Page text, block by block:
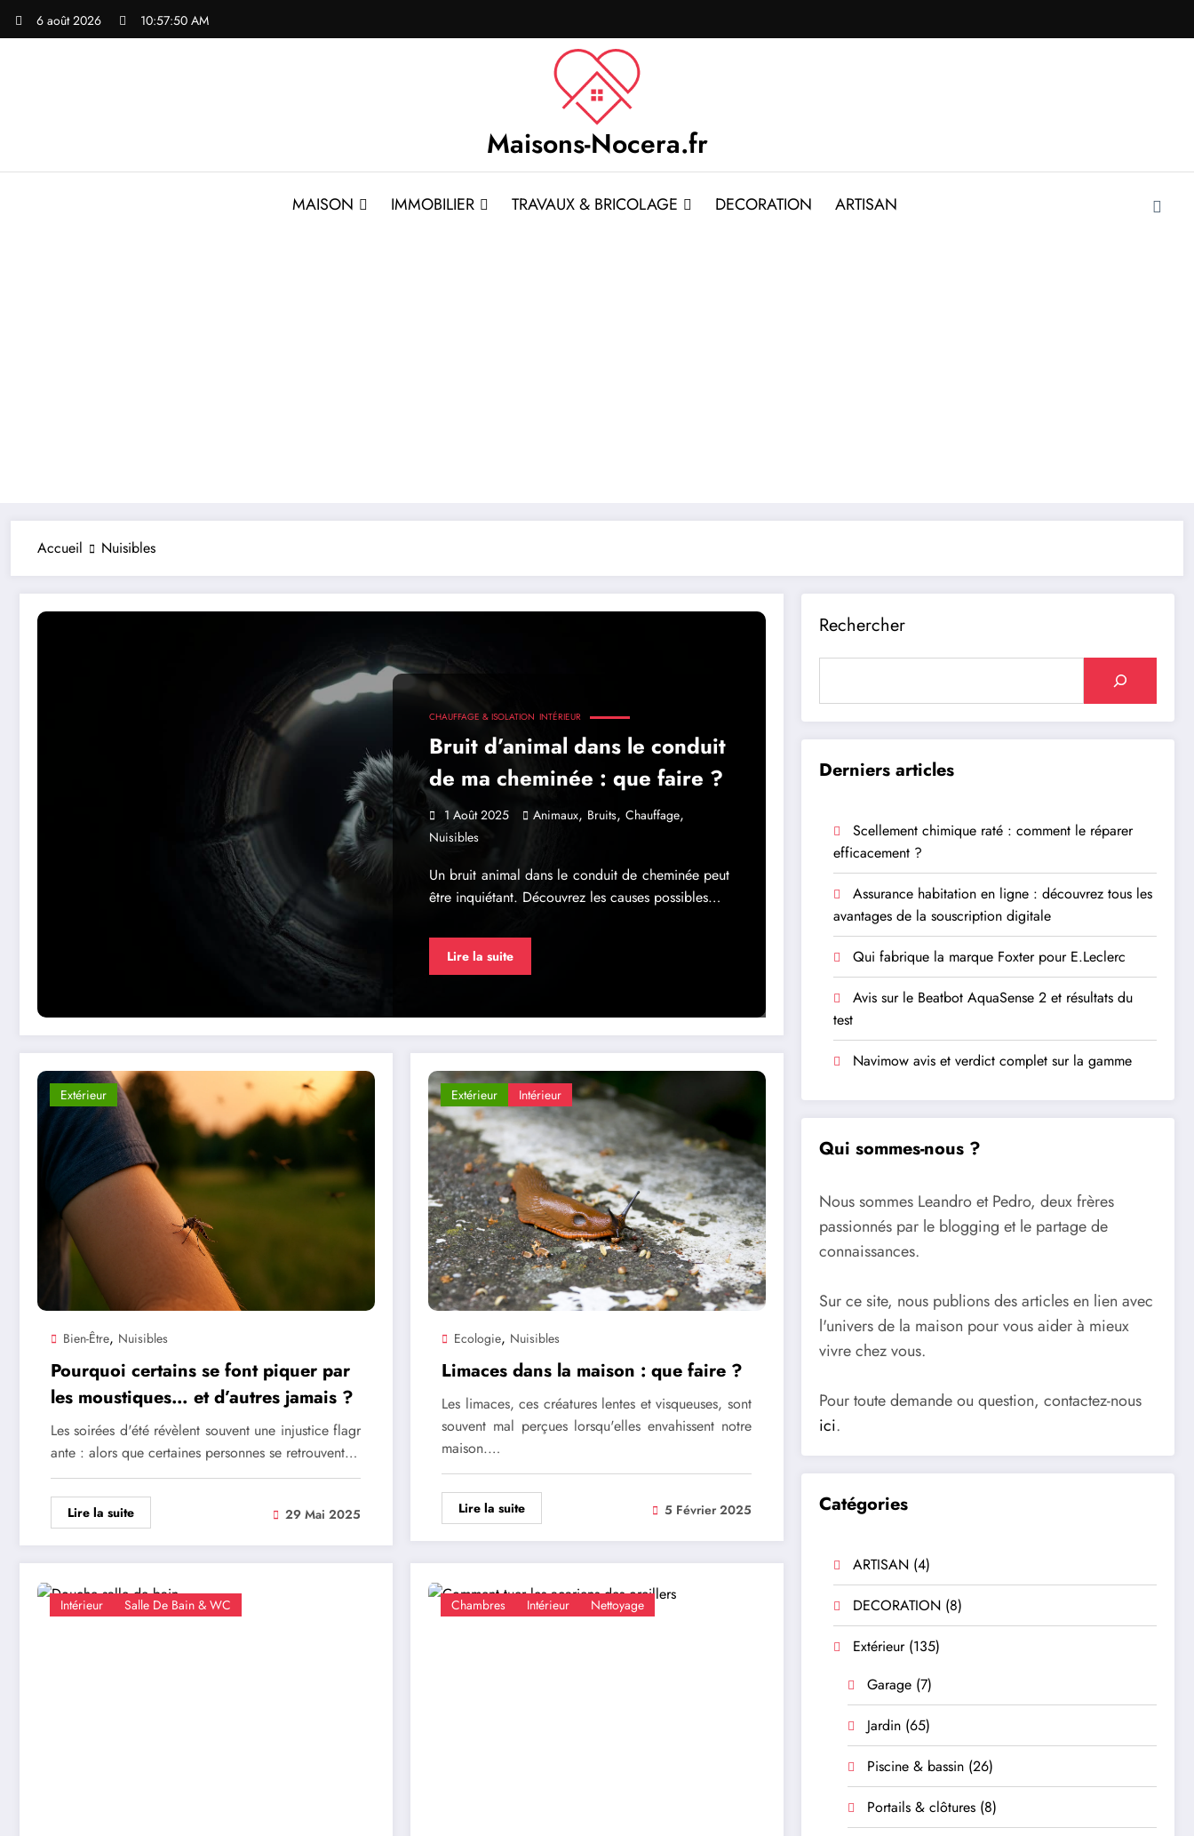
6 août 2026 10:57:51 AM
Maisons-Nocera.fr
MAISON IMMOBILIER TRAVAUX & BRICOLAGE DECORATION ARTISAN
Accueil Nuisibles
CHAUFFAGE & ISOLATION INTÉRIEUR
Bruit d’animal dans le conduit
de ma cheminée : que faire ?
1 Août 2025 Animaux, Bruits, Chauffage,
Nuisibles
Un bruit animal dans le conduit de cheminée peut
être inquiétant. Découvrez les causes possibles…
Lire la suite
Extérieur
Bien-Être, Nuisibles
Pourquoi certains se font piquer par
les moustiques… et d’autres jamais ?
Les soirées d'été révèlent souvent une injustice flagr
ante : alors que certaines personnes se retrouvent…
Lire la suite 29 Mai 2025
Extérieur Intérieur
Ecologie, Nuisibles
Limaces dans la maison : que faire ?
Les limaces, ces créatures lentes et visqueuses, sont
souvent mal perçues lorsqu'elles envahissent notre
maison.…
Lire la suite 5 Février 2025
Intérieur Salle De Bain & WC Chambres Intérieur Nettoyage
Rechercher
Derniers articles
Scellement chimique raté : comment le réparer
efficacement ?
Assurance habitation en ligne : découvrez tous les
avantages de la souscription digitale
Qui fabrique la marque Foxter pour E.Leclerc
Avis sur le Beatbot AquaSense 2 et résultats du
test
Navimow avis et verdict complet sur la gamme
Qui sommes-nous ?
Nous sommes Leandro et Pedro, deux frères
passionnés par le blogging et le partage de
connaissances.
Sur ce site, nous publions des articles en lien avec
l'univers de la maison pour vous aider à mieux
vivre chez vous.
Pour toute demande ou question, contactez-nous
ici.
Catégories
ARTISAN (4)
DECORATION (8)
Extérieur(135)
Garage (7)
Jardin (65)
Piscine & bassin (26)
Portails & clôtures (8)